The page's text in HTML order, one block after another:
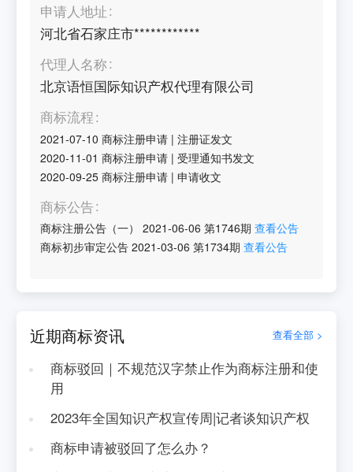
申请人地址
河北省石家庄市************
代理人名称
北京语恒国际知识产权代理有限公司
商标流程
2021-07-10 商标注册申请 |注册证发文
2020-11-01 商标注册申请 |受理通知书发文
2020-09-25 商标注册申请 |申请收文
商标公告
商标注册公告（一） 2021-06-06 第1746期 查看公告
商标初步审定公告 2021-03-06 第1734期 查看公告
近期商标资讯 查看全部 >
商标驳回｜不规范汉字禁止作为商标注册和使
用
2023年全国知识产权宣传周|记者谈知识产权
商标申请被驳回了怎么办？